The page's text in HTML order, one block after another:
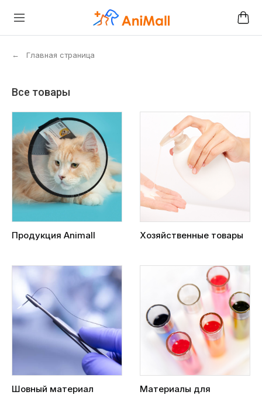
← Главная страница
Все товары
Продукция Animall Хозяйственные товары
Шовный материал
Материалы для